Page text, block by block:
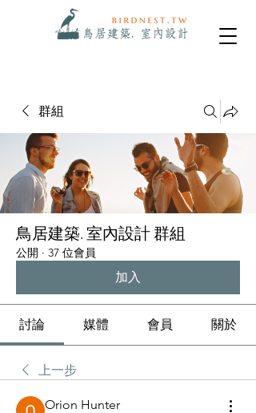
群組
鳥居建築. 室內設計 群組
公開 · 37 位會員
加入
討論 媒體 會員 關於
上一步
Orion Hunter